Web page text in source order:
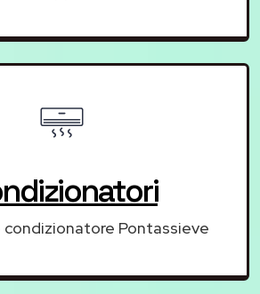
condizionatore Pontassieve